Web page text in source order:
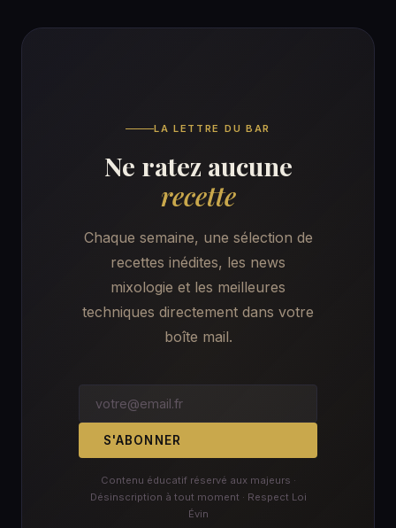
LA LETTRE DU BAR
Ne ratez aucune
recette
Chaque semaine, une sélection de
recettes inédites, les news
mixologie et les meilleures
techniques directement dans votre
boîte mail.
S'ABONNER
Contenu éducatif réservé aux majeurs ·
Désinscription à tout moment · Respect Loi
Évin